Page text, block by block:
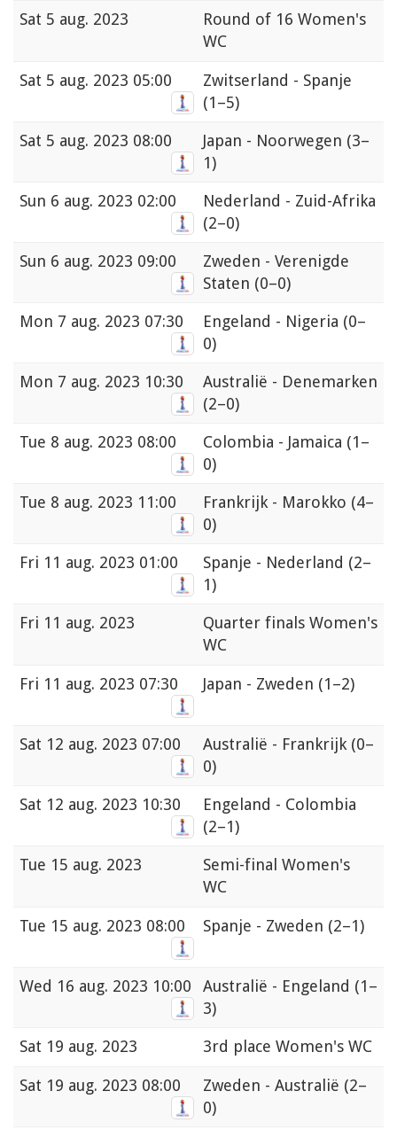
Sat 5 aug. 2023
Round of 16 Women's
WC
Sat 5 aug. 2023 05:00
Zwitserland - Spanje
(1–5)
Sat 5 aug. 2023 08:00 Japan - Noorwegen (3–
1)
Sun 6 aug. 2023 02:00
Nederland - Zuid-Afrika
(2–0)
Sun 6 aug. 2023 09:00
Zweden - Verenigde
Staten (0–0)
Mon 7 aug. 2023 07:30 Engeland - Nigeria (0–
0)
Mon 7 aug. 2023 10:30
Australië - Denemarken
(2–0)
Tue 8 aug. 2023 08:00 Colombia - Jamaica (1–
0)
Tue 8 aug. 2023 11:00 Frankrijk - Marokko (4–
0)
Fri 11 aug. 2023 01:00 Spanje - Nederland (2–
1)
Fri 11 aug. 2023
Quarter finals Women's
WC
Fri 11 aug. 2023 07:30 Japan - Zweden (1–2)
Sat 12 aug. 2023 07:00 Australië - Frankrijk (0–
0)
Sat 12 aug. 2023 10:30
Engeland - Colombia
(2–1)
Tue 15 aug. 2023
Semi-final Women's
WC
Tue 15 aug. 2023 08:00 Spanje - Zweden (2–1)
Wed 16 aug. 2023 10:00 Australië - Engeland (1–
3)
Sat 19 aug. 2023 3rd place Women's WC
Sat 19 aug. 2023 08:00 Zweden - Australië (2–
0)